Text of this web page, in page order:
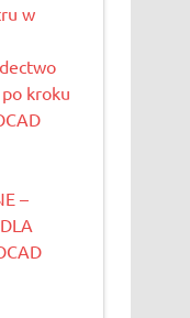
w
kroku
–